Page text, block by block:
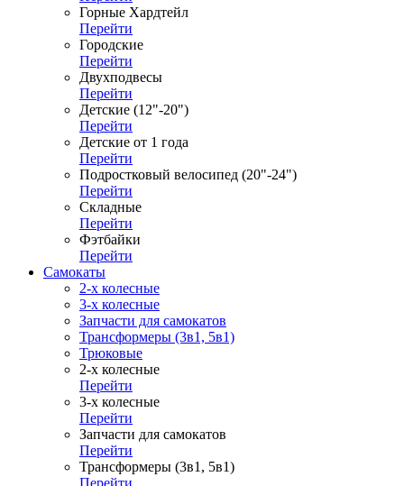
Горные Хардтейл
Перейти
Городские
Перейти
Двухподвесы
Перейти
Детские (12"-20")
Перейти
Детские от 1 года
Перейти
Подростковый велосипед (20"-24")
Перейти
Складные
Перейти
Фэтбайки
Перейти
Самокаты
2-х колесные
3-х колесные
Запчасти для самокатов
Трансформеры (3в1, 5в1)
Трюковые
2-х колесные
Перейти
3-х колесные
Перейти
Запчасти для самокатов
Перейти
Трансформеры (3в1, 5в1)
Перейти